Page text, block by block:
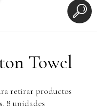
Towel
retirar productos
8 unidades